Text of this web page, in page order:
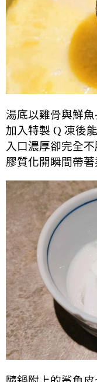
湯底以雞骨與鮮
加入特製 Q 凍後
入口濃厚卻完全不
膠質化開瞬間帶